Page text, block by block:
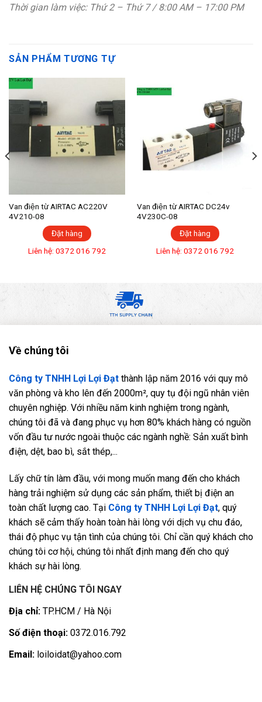
Thời gian làm việc: Thứ 2 – Thứ 7 / 8:00 AM – 17:00 PM
SẢN PHẨM TƯƠNG TỰ
Van điện từ AIRTAC AC220V
4V210-08
Đặt hàng
Liên hệ: 0372 016 792
Van điện từ AIRTAC DC24v
4V230C-08
Đặt hàng
Liên hệ: 0372 016 792
Về chúng tôi
Công ty TNHH Lợi Lợi Đạt thành lập năm 2016 với quy mô
văn phòng và kho lên đến 2000m², quy tụ đội ngũ nhân viên
chuyên nghiệp. Với nhiều năm kinh nghiệm trong ngành,
chúng tôi đã và đang phục vụ hơn 80% khách hàng có nguồn
vốn đầu tư nước ngoài thuộc các ngành nghề: Sản xuất bình
điện, dệt, bao bì, sắt thép,...
Lấy chữ tín làm đầu, với mong muốn mang đến cho khách
hàng trải nghiệm sử dụng các sản phẩm, thiết bị điện an
toàn chất lượng cao. Tại Công ty TNHH Lợi Lợi Đạt, quý
khách sẽ cảm thấy hoàn toàn hài lòng với dịch vụ chu đáo,
thái độ phục vụ tận tình của chúng tôi. Chỉ cần quý khách cho
chúng tôi cơ hội, chúng tôi nhất định mang đến cho quý
khách sự hài lòng.
LIÊN HỆ CHÚNG TÔI NGAY
Địa chỉ: TP.HCM / Hà Nội
Số điện thoại: 0372.016.792
Email: loiloidat@yahoo.com